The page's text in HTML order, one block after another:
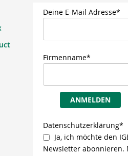
Deine E-Mail Adresse*
Firmenname*
ANMELDEN
Datenschutzerklärung*
Ja, ich möchte den
Newsletter abonnieren.